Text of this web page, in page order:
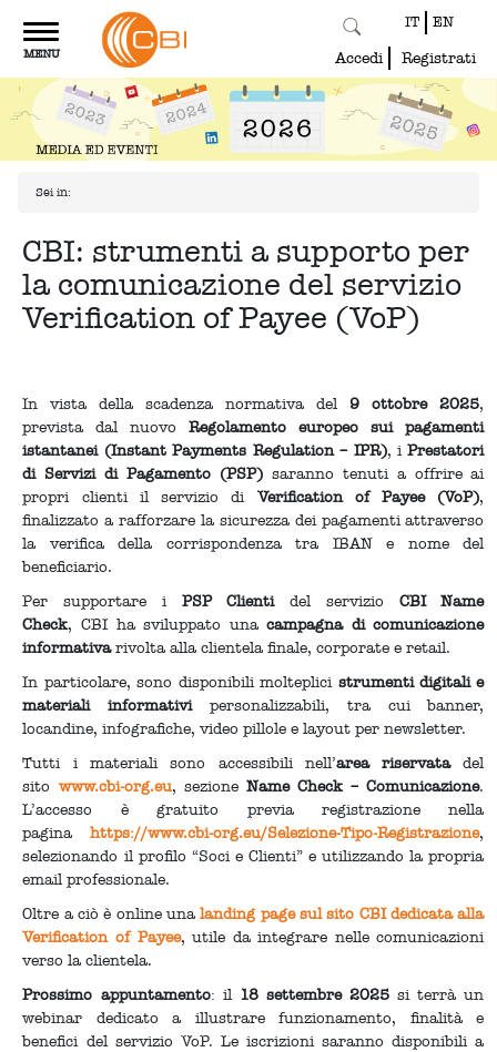
Toggle
navigation
MENU
IT EN
Accedi Registrati
Sei in:
CBI: strumenti a supporto per
la comunicazione del servizio
Verification of Payee (VoP)
In vista della scadenza normativa del9 ottobre 2025,
prevista dal nuovoRegolamento europeo sui pagamenti
istantanei (Instant Payments Regulation – IPR), iPrestatori
di Servizi di Pagamento (PSP) saranno tenuti a offrire ai
propri clienti il servizio di Verification of Payee (VoP),
finalizzato a rafforzare la sicurezza dei pagamenti attraverso
la verifica della corrispondenza tra IBAN e nome del
beneficiario.
Per supportare i PSP Clientidel servizio CBI Name
Check, CBI ha sviluppato unacampagna di comunicazione
informativarivolta alla clientela finale, corporate e retail.
In particolare, sono disponibili molteplici strumenti digitali e
materiali informativipersonalizzabili, tra cui banner,
locandine, infografiche, video pillole e layout per newsletter.
Tutti i materiali sono accessibili nell’area riservatadel
sito www.cbi-org.eu, sezione Name Check – Comunicazione.
L’accesso è gratuito previa registrazione nella
paginahttps://www.cbi-org.eu/Selezione-Tipo-Registrazione,
selezionando il profilo “Soci e Clienti” e utilizzando la propria
email professionale.
Oltre a ciò è online una landing page sul sito CBI dedicata alla
Verification of Payee, utile da integrare nelle comunicazioni
verso la clientela.
Prossimo appuntamento: il 18 settembre 2025 si terrà un
webinar dedicato a illustrare funzionamento, finalità e
benefici del servizio VoP. Le iscrizioni saranno disponibili a